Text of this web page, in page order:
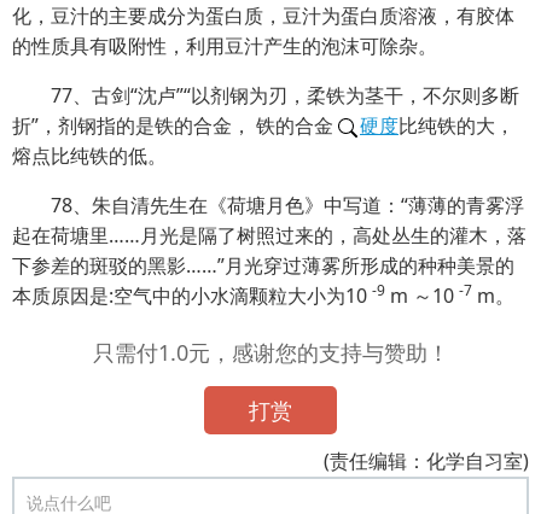
化，豆汁的主要成分为蛋白质，豆汁为蛋白质溶液，有胶体
的性质具有吸附性，利用豆汁产生的泡沫可除杂。
77、古剑“沈卢”“以剂钢为刃，柔铁为茎干，不尔则多断
折”，剂钢指的是铁的合金， 铁的合金
硬度比纯铁的大，
熔点比纯铁的低。
78、朱自清先生在《荷塘月色》中写道：“薄薄的青雾浮
起在荷塘里……月光是隔了树照过来的，高处丛生的灌木，落
下参差的斑驳的黑影……”月光穿过薄雾所形成的种种美景的
本质原因是:空气中的小水滴颗粒大小为10 -9 m ～10 -7 m。
只需付1.0元，感谢您的支持与赞助！
打赏
(责任编辑：化学自习室)
说点什么吧